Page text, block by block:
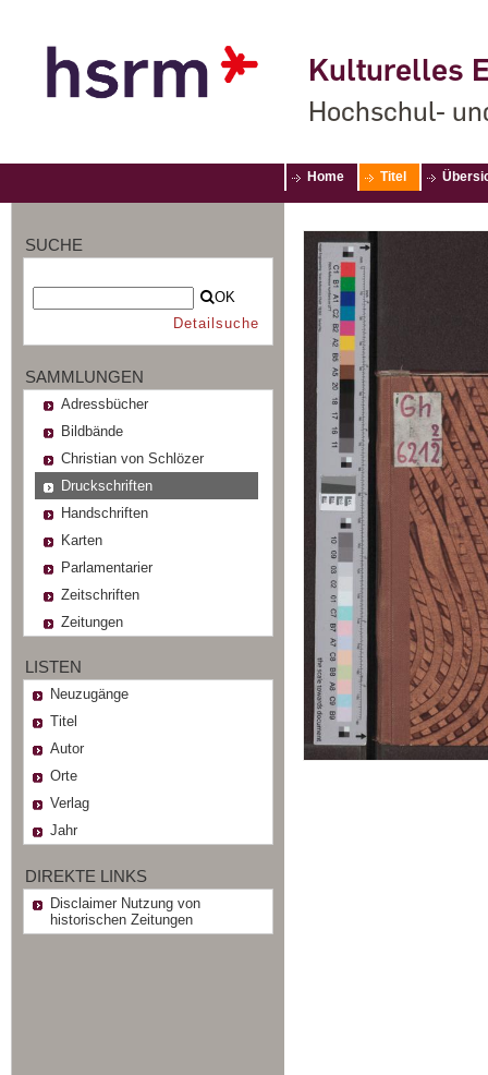
Kulturelles
Hochschul-
Home Titel
SUCHE
OK
Detailsuche
SAMMLUNGEN
Adressbücher
Bildbände
Christian von Schlözer
Druckschriften
Handschriften
Karten
Parlamentarier
Zeitschriften
Zeitungen
LISTEN
Neuzugänge
Titel
Autor
Orte
Verlag
Jahr
DIREKTE LINKS
Disclaimer Nutzung von
historischen Zeitungen